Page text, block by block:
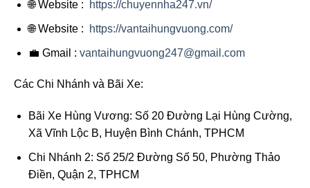
🌐 Website : https://chuyennha247.vn/
🌐 Website : https://vantaihungvuong.com/
💼 Gmail : vantaihungvuong247@gmail.com
Các Chi Nhánh và Bãi Xe:
Bãi Xe Hùng Vương: Số 20 Đường Lại Hùng Cường,
Xã Vĩnh Lộc B, Huyện Bình Chánh, TPHCM
Chi Nhánh 2: Số 25/2 Đường Số 50, Phường Thảo
Điền, Quận 2, TPHCM